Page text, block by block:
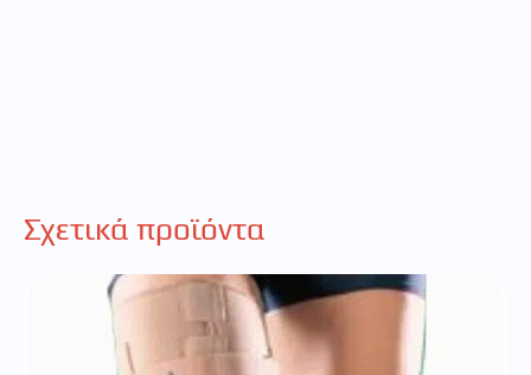
Σχετικά προϊόντα